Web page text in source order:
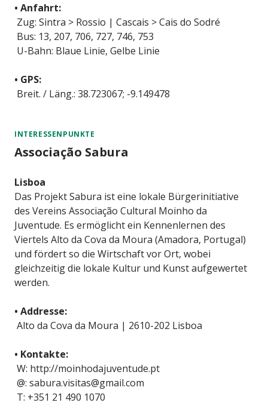
• Anfahrt:
Zug: Sintra > Rossio | Cascais > Cais do Sodré
Bus: 13, 207, 706, 727, 746, 753
U-Bahn: Blaue Linie, Gelbe Linie
• GPS:
Breit. / Läng.: 38.723067; -9.149478
INTERESSENPUNKTE
Associação Sabura
Lisboa
Das Projekt Sabura ist eine lokale Bürgerinitiative
des Vereins Associação Cultural Moinho da
Juventude. Es ermöglicht ein Kennenlernen des
Viertels Alto da Cova da Moura (Amadora, Portugal)
und fördert so die Wirtschaft vor Ort, wobei
gleichzeitig die lokale Kultur und Kunst aufgewertet
werden.
• Addresse:
Alto da Cova da Moura | 2610-202 Lisboa
• Kontakte:
W: http://moinhodajuventude.pt
@: sabura.visitas@gmail.com
T: +351 21 490 1070